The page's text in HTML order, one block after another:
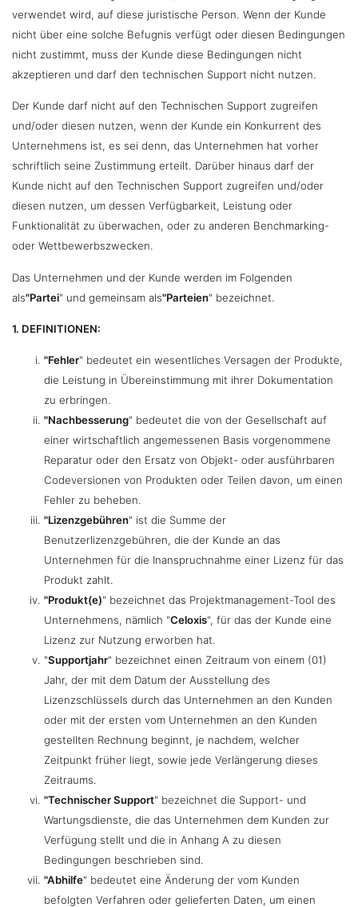
verwendet wird, auf diese juristische Person. Wenn der Kunde
nicht über eine solche Befugnis verfügt oder diesen Bedingungen
nicht zustimmt, muss der Kunde diese Bedingungen nicht
akzeptieren und darf den technischen Support nicht nutzen.
Der Kunde darf nicht auf den Technischen Support zugreifen
und/oder diesen nutzen, wenn der Kunde ein Konkurrent des
Unternehmens ist, es sei denn, das Unternehmen hat vorher
schriftlich seine Zustimmung erteilt. Darüber hinaus darf der
Kunde nicht auf den Technischen Support zugreifen und/oder
diesen nutzen, um dessen Verfügbarkeit, Leistung oder
Funktionalität zu überwachen, oder zu anderen Benchmarking-
oder Wettbewerbszwecken.
Das Unternehmen und der Kunde werden im Folgenden
als"Partei" und gemeinsam als"Parteien" bezeichnet.
1. DEFINITIONEN:
"Fehler" bedeutet ein wesentliches Versagen der Produkte,
die Leistung in Übereinstimmung mit ihrer Dokumentation
zu erbringen.
"Nachbesserung" bedeutet die von der Gesellschaft auf
einer wirtschaftlich angemessenen Basis vorgenommene
Reparatur oder den Ersatz von Objekt- oder ausführbaren
Codeversionen von Produkten oder Teilen davon, um einen
Fehler zu beheben.
"Lizenzgebühren" ist die Summe der
Benutzerlizenzgebühren, die der Kunde an das
Unternehmen für die Inanspruchnahme einer Lizenz für das
Produkt zahlt.
"Produkt(e)" bezeichnet das Projektmanagement-Tool des
Unternehmens, nämlich "Celoxis", für das der Kunde eine
Lizenz zur Nutzung erworben hat.
"Supportjahr" bezeichnet einen Zeitraum von einem (01)
Jahr, der mit dem Datum der Ausstellung des
Lizenzschlüssels durch das Unternehmen an den Kunden
oder mit der ersten vom Unternehmen an den Kunden
gestellten Rechnung beginnt, je nachdem, welcher
Zeitpunkt früher liegt, sowie jede Verlängerung dieses
Zeitraums.
"Technischer Support" bezeichnet die Support- und
Wartungsdienste, die das Unternehmen dem Kunden zur
Verfügung stellt und die in Anhang A zu diesen
Bedingungen beschrieben sind.
"Abhilfe" bedeutet eine Änderung der vom Kunden
befolgten Verfahren oder gelieferten Daten, um einen